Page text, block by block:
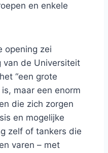
en enkele
opening zei
van de Universiteit
“een grote
maar een enorm
die zich zorgen
en mogelijke
zelf of tankers die
varen – met